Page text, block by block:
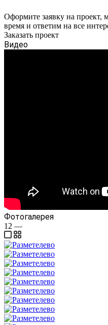
Оформите заявку на
время и ответим на все
Заказать проект
Видео
Фотогалерея
12 —